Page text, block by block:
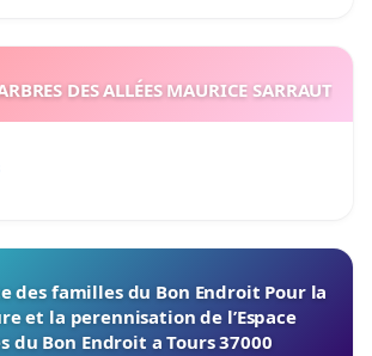
DES ALLÉES MAURICE SARRAUT
des familles du Bon Endroit Pour la
et la perennisation de l’Espace
du Bon Endroit a Tours 37000